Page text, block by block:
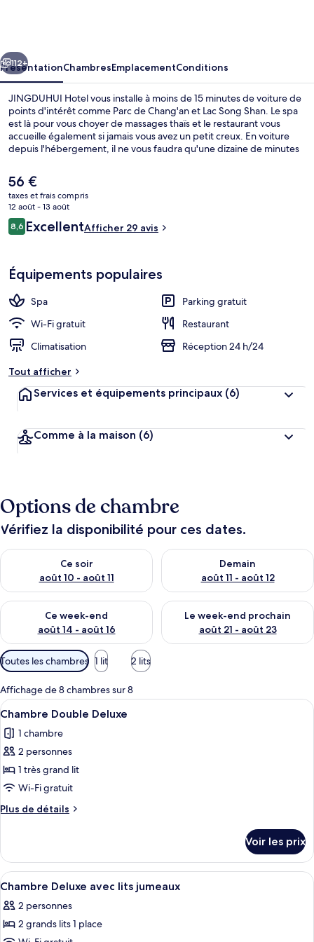
Suivant
112+
PrésentationChambresEmplacementConditions
JINGDUHUI Hotel vous installe à moins de 15 minutes de voiture de
points d'intérêt comme Parc de Chang'an et Lac Song Shan. Le spa
est là pour vous choyer de massages thaïs et le restaurant vous
accueille également si jamais vous avez un petit creux. En voiture
depuis l'hébergement, il ne vous faudra qu'une dizaine de minutes
de l'opium.
Le
prix
actuel
est
de
56 €
taxes et frais compris
12 août - 13 août
Avis
voyageurs
8,68,6 sur 10
ExcellentAfficher 29 avis
Équipements populaires
Spa
Parking gratuit
Wi-Fi gratuit
Restaurant
Climatisation
Réception 24 h/24
Tout afficher
Services et équipements principaux (6)
Comme à la maison (6)
Options de chambre
Vérifiez la disponibilité pour ces dates.
Ce soir
août 10 - août 11
Vérifier la disponibilité pour ce soir août 10 - août 11
Demain
août 11 - août 12
Vérifier la disponibilité pour
Ce week-end
août 14 - août 16
Vérifier la disponibilité pour ce week-end août 14 - août 16
Le week-end prochain
août 21 - août 23
Vérifier la disponibilité pour
Filtres
disponibles
pour
les
chambres
Toutes les chambres 1 lit 2 lits
Affichage de 8 chambres sur 8
Afficher
toutes
les
photos
pour
ce
type
de
Chambre
Double
Deluxe
Une chambre d’hôtel avec un
7
Chambre Double Deluxe
1 chambre
2 personnes
1 très grand lit
Wi-Fi gratuit
Plus de détails
Plus
le
type
de
Chambre
Double
Voir les prix
Afficher
toutes
les
photos
Une chambre moderne dotée d’une
11
Chambre Deluxe avec lits jumeaux
2 personnes
2 grands lits 1 place